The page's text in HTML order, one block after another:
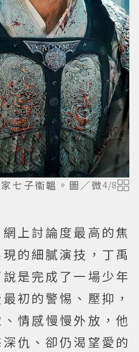
七子衞韞。圖／微4/8
上討論度最高的焦
的細膩演技，丁禹
是完成了一場少年
初的警惕、壓抑，
情感慢慢外放，他
仇、卻仍渴望愛的